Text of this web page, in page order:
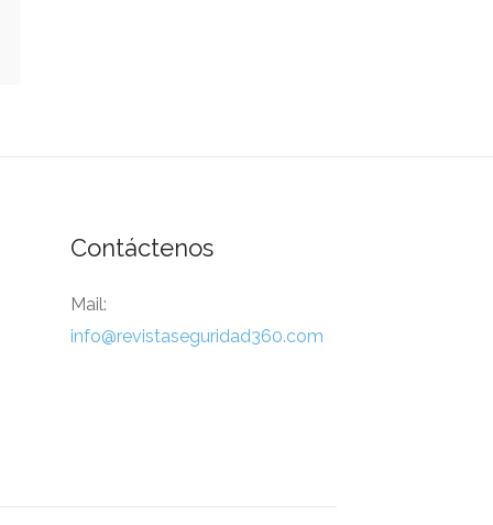
Contáctenos
Mail:
info@revistaseguridad360.com